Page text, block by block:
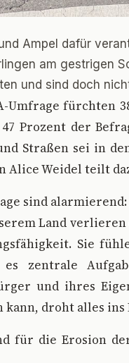
Ampel dafür
am gestrigen
und sind doch
Umfrage fürchten
Prozent der
Straßen sei in
Alice Weidel teilt
sind
Land
Sie
zentrale
und ihres
droht alles ins
für die Erosion